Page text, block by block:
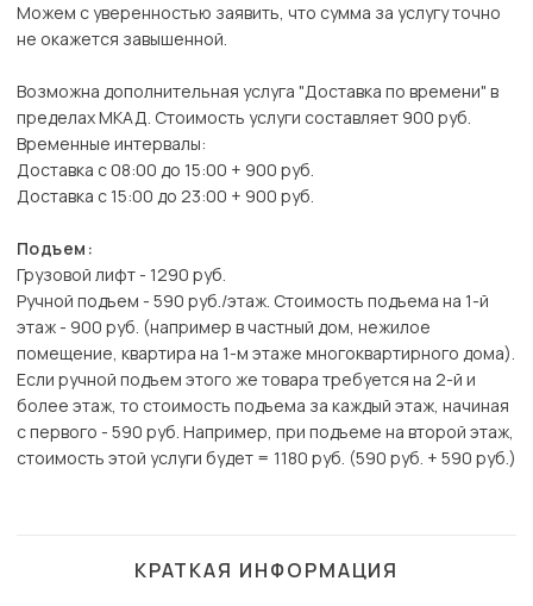
Можем с уверенностью заявить, что сумма за услугу точно
не окажется завышенной.
Возможна дополнительная услуга "Доставка по времени" в
пределах МКАД. Стоимость услуги составляет 900 руб.
Временные интервалы:
Доставка с 08:00 до 15:00 + 900 руб.
Доставка с 15:00 до 23:00 + 900 руб.
Подъем:
Грузовой лифт - 1290 руб.
Ручной подъем - 590 руб./этаж. Стоимость подъема на 1-й
этаж - 900 руб. (например в частный дом, нежилое
помещение, квартира на 1-м этаже многоквартирного дома).
Если ручной подъем этого же товара требуется на 2-й и
более этаж, то стоимость подъема за каждый этаж, начиная
с первого - 590 руб. Например, при подъеме на второй этаж,
стоимость этой услуги будет = 1180 руб. (590 руб. + 590 руб.)
КРАТКАЯ ИНФОРМАЦИЯ